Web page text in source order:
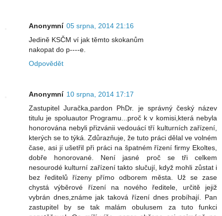
Anonymní 05 srpna, 2014 21:16
Jedině KSČM ví jak těmto skokanům
nakopat do p----e.
Odpovědět
Anonymní 10 srpna, 2014 17:17
Zastupitel Juračka,pardon PhDr. je správný český název
titulu je spoluautor Programu...proč k v komisi,která nebyla
honorována nebyli přizvánii vedouácí tří kulturních zařízení,
kterých se to týká. Zdůrazňuje, že tuto práci dělal ve volném
čase, asi jí ušetřil při práci na špatném řízení firmy Ekoltes,
dobře honorované. Není jasné proč se tři celkem
nesourodé kulturní zařízení takto slučují, když mohli zůstat i
bez ředitelů řízeny přímo odborem města. Už se zase
chystá výběrové řízení na nového ředitele, určitě jejiž
vybrán dnes,známe jak taková řízení dnes probíhají. Pan
zastupitel by se tak malám obulusem za tuto funkci